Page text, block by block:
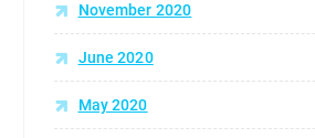
November 2020
June 2020
May 2020